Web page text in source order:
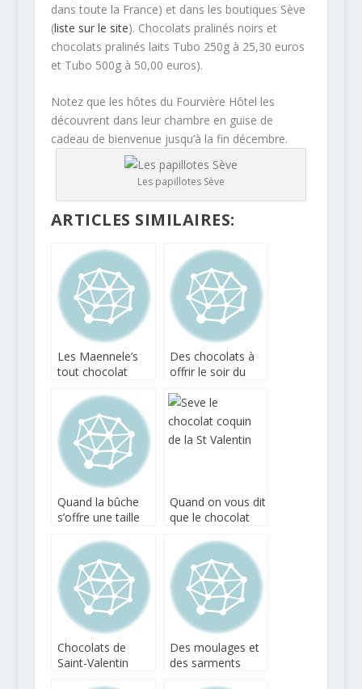
dans toute la France) et dans les boutiques Sève
(liste sur le site). Chocolats pralinés noirs et
chocolats pralinés laits Tubo 250g à 25,30 euros
et Tubo 500g à 50,00 euros).
Notez que les hôtes du Fourvière Hôtel les
découvrent dans leur chambre en guise de
cadeau de bienvenue jusqu’à la fin décembre.
Les papillotes Sève
ARTICLES SIMILAIRES:
Les Maennele’s
tout chocolat
avec Jacques
Bockel
Des chocolats à
offrir le soir du
Quand la bûche
s’offre une taille
gourmande !
Quand on vous dit
que le chocolat
aphrodisiaque…
Chocolats de
Saint-Valentin
Des moulages et
des sarments